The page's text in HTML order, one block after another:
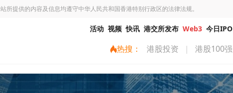
所提供的内容及信息均遵守中华人民共和国香港特别行政区的法律法规。
活动 视频 快讯 港交所发布 Web3 今日IPO
热搜： 港股投资 | 港股100强